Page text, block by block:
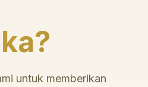
untuk memberikan